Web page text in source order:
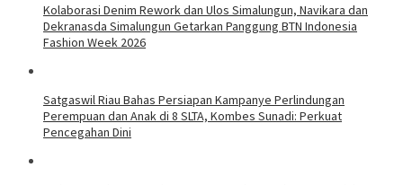
Kolaborasi Denim Rework dan Ulos Simalungun, Navikara dan
Dekranasda Simalungun Getarkan Panggung BTN Indonesia
Fashion Week 2026
Satgaswil Riau Bahas Persiapan Kampanye Perlindungan
Perempuan dan Anak di 8 SLTA, Kombes Sunadi: Perkuat
Pencegahan Dini